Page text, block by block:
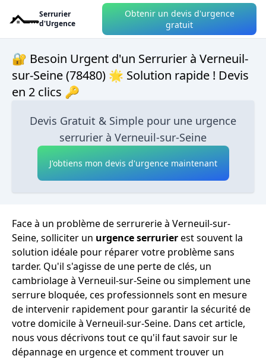
Serrurier
d'Urgence
Obtenir un devis d'urgence
gratuit
🔐 Besoin Urgent d'un Serrurier à Verneuil-
sur-Seine (78480) 🌟 Solution rapide ! Devis
en 2 clics 🔑
Devis Gratuit & Simple pour une urgence
serrurier à Verneuil-sur-Seine
J'obtiens mon devis d'urgence maintenant
Face à un problème de serrurerie à Verneuil-sur-
Seine, solliciter un urgence serrurierest souvent la
solution idéale pour réparer votre problème sans
tarder. Qu'il s'agisse de une perte de clés, un
cambriolage à Verneuil-sur-Seine ou simplement une
serrure bloquée, ces professionnels sont en mesure
de intervenir rapidement pour garantir la sécurité de
votre domicile à Verneuil-sur-Seine. Dans cet article,
nous vous décrivons tout ce qu'il faut savoir sur le
dépannage en urgence et comment trouver un